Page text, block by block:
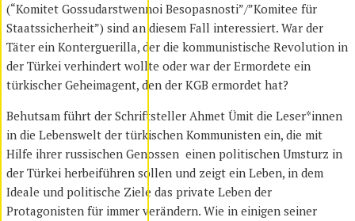
(“Komitet Gossudarstwennoi Besopasnosti”/”Komitee für
Staatssicherheit”) sind an diesem Fall interessiert. War der
Täter ein Konterguerilla, der die kommunistische Revolution in
der Türkei verhindert wollte oder war der Ermordete ein
türkischer Geheimagent, den der KGB ermordet hat?
Behutsam führt der Schriftsteller Ahmet Ümit die Leser*innen
in die Lebenswelt der türkischen Kommunisten ein, die mit
Hilfe ihrer russischen Genossen einen politischen Umsturz in
der Türkei herbeiführen sollen und zeigt ein Leben, in dem
Ideale und politische Ziele das private Leben der
Protagonisten für immer verändern. Wie in einigen seiner